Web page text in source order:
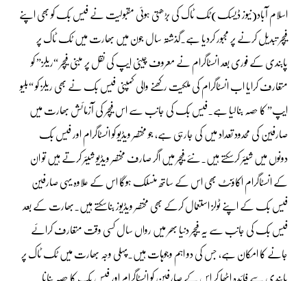
اسلام آباد(نیوز ڈیسک)ٹک ٹاک کی بڑھتی ہوئی مقبولیت نے فیس بک کو بھی اپنے
فیچر تبدیل کرنے پر مجبور کردیا ہے۔گذشتہ سال جون میں بھارت میں ٹک ٹاک پر
پابندی کے فوری بعد انسٹاگرام نے معروف چینی ایپ کی نقل پر مبنی فیچر “ریلز” کو
متعارف کرایا اب انسٹاگرام کی ملکیت رکھنے والی کمپنی فیس بک نے بھی ریلز کو “بلیو
ایپ” کا حصہ بنالیا ہے۔فیس بک کی جانب سے اس فیچر کی آزمائش بھارت میں
صارفین کی محدود تعداد میں کی جارہی ہے، جو مختصر ویڈیو کو انسٹاگرام اور فیس بک
دونوں میں شیئر کرسکتے ہیں۔نئے فیچر میں اگر صارف مختصر ویڈیو شیئر کرتے ہیں تو ان
کے انسٹاگرام اکاؤنٹ بھی اس کے ساتھ منسلک ہوگا اس کے علاوہ یہی صارفین
فیس بک کے اپنے ٹولز استعمال کرکے بھی مختصر ویڈیوز بناسکتے ہیں۔بھارت کے بعد
فیس بک کی جانب سے یہ فیچر دنیا بھر میں رواں سال کسی وقت متعارف کرائے
جانے کا امکان ہے، جس کی دو اہم وجوہات ہیں۔پہلی وجہ بھارت میں ٹک ٹاک پر